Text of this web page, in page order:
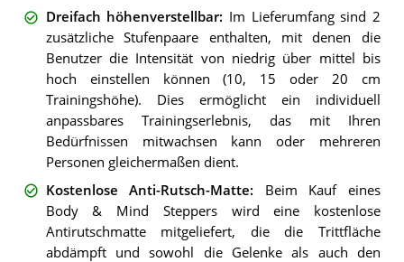
Dreifach höhenverstellbar: Im Lieferumfang sind 2
zusätzliche Stufenpaare enthalten, mit denen die
Benutzer die Intensität von niedrig über mittel bis
hoch einstellen können (10, 15 oder 20 cm
Trainingshöhe). Dies ermöglicht ein individuell
anpassbares Trainingserlebnis, das mit Ihren
Bedürfnissen mitwachsen kann oder mehreren
Personen gleichermaßen dient.
Kostenlose Anti-Rutsch-Matte: Beim Kauf eines
Body & Mind Steppers wird eine kostenlose
Antirutschmatte mitgeliefert, die die Trittfläche
abdämpft und sowohl die Gelenke als auch den